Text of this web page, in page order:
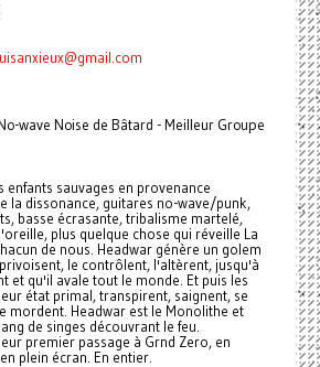
wave Noise de Bâtard - Meilleur Groupe
enfants sauvages en provenance
la dissonance, guitares no-wave/punk,
basse écrasante, tribalisme martelé,
plus quelque chose qui réveille La
de nous. Headwar génère un golem
le contrôlent, l'altèrent, jusqu'à
et qu'il avale tout le monde. Et puis les
état primal, transpirent, saignent, se
mordent. Headwar est le Monolithe et
de singes découvrant le feu.
premier passage à Grnd Zero, en
plein écran. En entier.